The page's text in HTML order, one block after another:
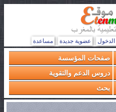
عضوية جديدة مساعدة
صفحات المؤسسة
دروس الدعم والتقوية
بحث